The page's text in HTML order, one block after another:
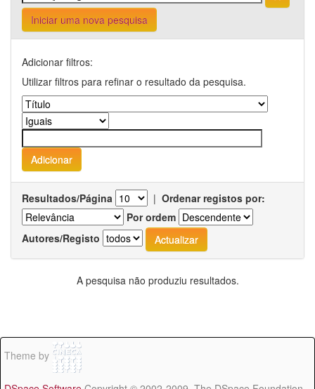
Iniciar uma nova pesquisa
Adicionar filtros:
Utilizar filtros para refinar o resultado da pesquisa.
Resultados/Página | Ordenar registos por:
Por ordem
Autores/Registo
A pesquisa não produziu resultados.
Theme by